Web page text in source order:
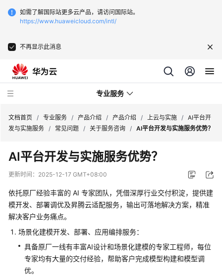
如需了解国际站更多云产品，请访问国际站。
https://www.huaweicloud.com/intl/
不再显示此消息
专业服务
务
公
产
品
绍
产
品
文档首页 / 专业服务 / 产品介绍 / 产品介绍 / 上云与实施 / AI平台开
发与实施服务 / 常见问题 / 关于服务咨询 / AI平台开发与实施服务优势？
AI平台开发与实施服务优势？
更新时间： 2025-12-17 GMT+08:00
依托原厂经验丰富的 AI 专家团队，凭借深厚行业交付积淀，提供建
模开发、部署调优及昇腾云适配服务，输出可落地解决方案，精准
解决客户业务痛点。
场景化建模开发、部署、应用编排服务：
具备原厂一线有丰富AI设计和场景化建模的专家工程师，每位
专家均有大量的交付经验，帮助客户完成模型构建和模型调
优。